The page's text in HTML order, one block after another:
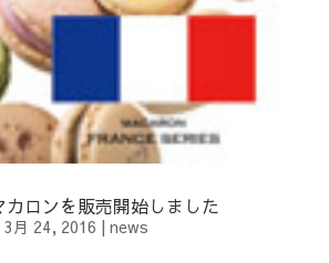
ロンを販売開始しました
3月 24, 2016 | news